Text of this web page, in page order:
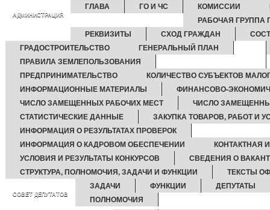
АДМИНИСТРАЦИЯ
ГЛАВА ГО И ЧС КОМИССИИ
РАБОЧАЯ ГРУППА
РЕКВИЗИТЫ
СХОД ГРАЖДАН
ГРАДОСТРОИТЕЛЬСТВО
ГЕНЕРАЛЬНЫЙ ПЛАН
ПРАВИЛА ЗЕМЛЕПОЛЬЗОВАНИЯ
ПРЕДПРИНИМАТЕЛЬСТВО
КОЛИЧЕСТВО СУБЪЕКТОВ
ИНФОРМАЦИОННЫЕ МАТЕРИАЛЫ
ФИНАНСОВО-
ЧИСЛО ЗАМЕЩЕННЫХ РАБОЧИХ МЕСТ
ЧИСЛО
СТАТИСТИЧЕСКИЕ ДАННЫЕ
ЗАКУПКА ТОВАРОВ, РАБОТ И
ИНФОРМАЦИЯ О РЕЗУЛЬТАТАХ ПРОВЕРОК
ИНФОРМАЦИЯ О КАДРОВОМ ОБЕСПЕЧЕНИИ
КОНТАКТНАЯ
УСЛОВИЯ И РЕЗУЛЬТАТЫ КОНКУРСОВ
СВЕДЕНИЯ О
СТРУКТУРА, ПОЛНОМОЧИЯ, ЗАДАЧИ И ФУНКЦИИ
ТЕКСТЫ
СОВЕТ ДЕПУТАТОВ
ЗАДАЧИ ФУНКЦИИ
ДЕПУТАТЫ
ПОЛНОМОЧИЯ